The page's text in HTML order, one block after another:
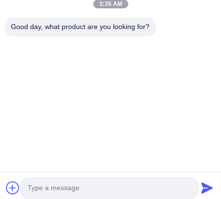
Tham quan nhà máyKiểm soát chất lượng
3:35 AM
Good day, what product are you looking for?